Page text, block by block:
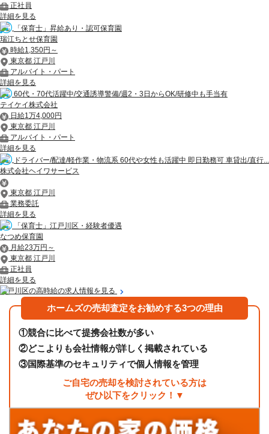
正社員
詳細を見る
「保育士」昇給あり・認可保育園
瑞江ちとせ保育園
時給1,350円～
東京都 江戸川
アルバイト・パート
詳細を見る
60代・70代活躍中/交通誘導警備/週2・3日からOK/研修中も手当有
テイケイ株式会社
日給1万4,000円
東京都 江戸川
アルバイト・パート
詳細を見る
ドライバー/配達/軽作業・物流系 60代や女性も活躍中 即日勤務可 車貸出/直行...
株式会社ヘイワサービス
東京都 江戸川
業務委託
詳細を見る
「保育士」江戸川区・経験者優遇
なつめ保育園
月給23万円～
東京都 江戸川
正社員
詳細を見る
江戸川区の高時給の求人情報を見る
ホームズの売却査定をお勧めする3つの理由
①競合に比べて提携会社数が多い
②どこよりも会社情報が詳しく掲載されている
③国際基準のセキュリティで個人情報を管理
ご自宅の売却を検討されている方は
ぜひ以下をクリック！▼